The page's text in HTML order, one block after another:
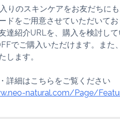
りのスキンケアをお友だちに
ドをご用意させていただいてお
達紹介URLを、購入を検討し
でご購入いただけます。ま
します。
詳細はこちらをご覧ください
natural.com/Page/